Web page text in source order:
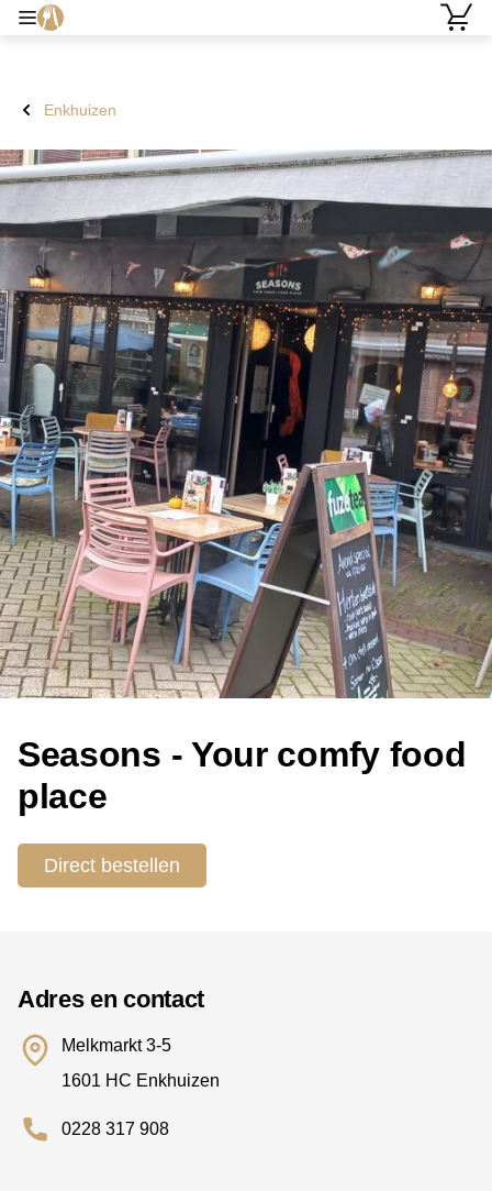
Enkhuizen
Seasons - Your comfy food
place
Direct bestellen
Adres en contact
Melkmarkt 3-5
1601 HC Enkhuizen
0228 317 908